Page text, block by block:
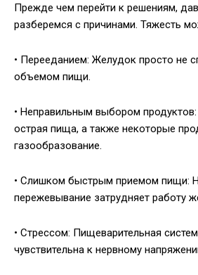
Прежде чем перейти к решениям,
разберемся с причинами. Тяжесть
• Перееданием: Желудок просто не
объемом пищи.
• Неправильным выбором
острая пища, а также некоторые
газообразование.
• Слишком быстрым приемом пищи:
пережевывание затрудняет работу
• Стрессом: Пищеварительная
чувствительна к нервному